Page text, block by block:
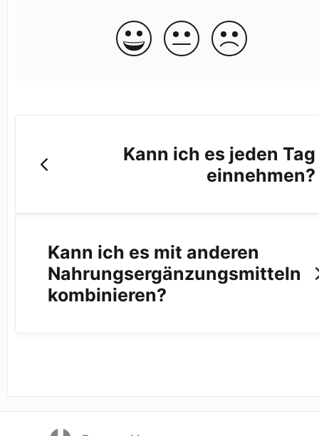
Kann ich es jeden Tag
einnehmen?
Kann ich es mit anderen
Nahrungsergänzungsmitteln
kombinieren?